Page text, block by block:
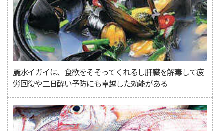
麗水イガイは、食欲をそそってくれるし肝臓を解毒して疲
労回復や二日酔い予防にも卓越した効能がある